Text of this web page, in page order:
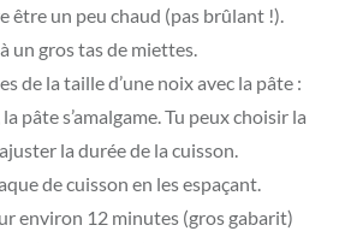
être un peu chaud (pas brûlant !).
un gros tas de miettes.
de la taille d’une noix avec la pâte :
pâte s’amalgame. Tu peux choisir la
la durée de la cuisson.
de cuisson en les espaçant.
environ 12 minutes (gros gabarit)